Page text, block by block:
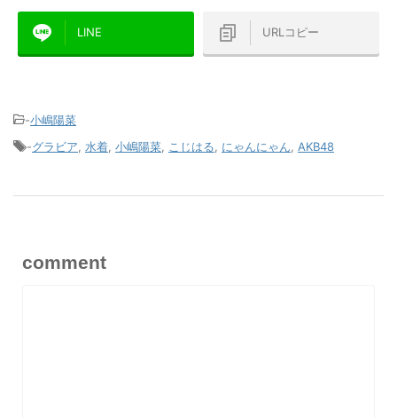
LINE URLコピー
-小嶋陽菜
-グラビア 水着 小嶋陽菜 こじはる にゃんにゃん AKB48
comment